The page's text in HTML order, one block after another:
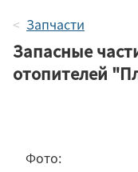
Запчасти
Запасные
отопителей